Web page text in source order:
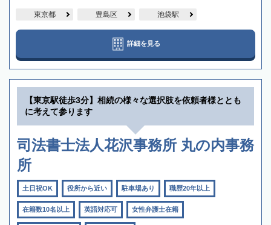
東京都 豊島区 池袋駅
詳細を見る
【東京駅徒歩3分】相続の様々な選択肢を依頼者様ととも
に考えて参ります
司法書士法人花沢事務所 丸の内事務
所
土日祝OK 役所から近い 駐車場あり 職歴20年以上
在籍数10名以上 英語対応可 女性弁護士在籍